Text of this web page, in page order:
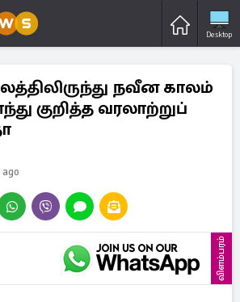
Desktop
நவீன காலம்
குறித்த வரலாற்றுப்
ago
விளம்பரம்